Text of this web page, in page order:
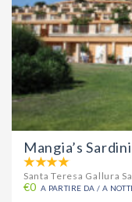
Mangia’s
Santa Teresa Gallura
€0 A PARTIRE DA / A